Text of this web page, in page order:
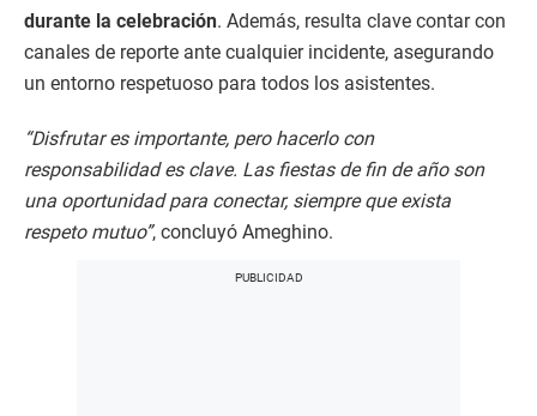
durante la celebración. Además, resulta clave contar con
canales de reporte ante cualquier incidente, asegurando
un entorno respetuoso para todos los asistentes.
“Disfrutar es importante, pero hacerlo con
responsabilidad es clave. Las fiestas de fin de año son
una oportunidad para conectar, siempre que exista
respeto mutuo”, concluyó Ameghino.